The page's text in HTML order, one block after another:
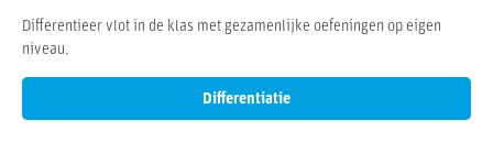
Differentieer vlot in de klas met gezamenlijke oefeningen op eigen
niveau.
Differentiatie